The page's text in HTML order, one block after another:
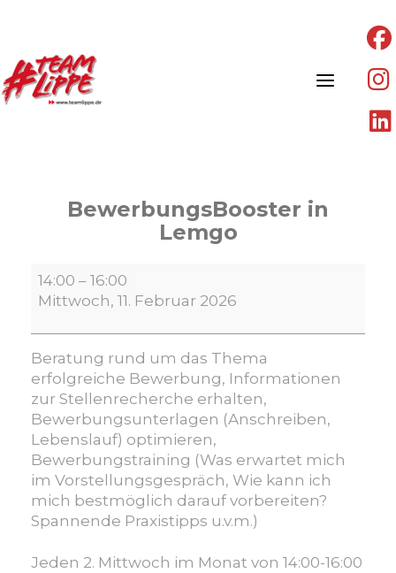
BewerbungsBooster in
Lemgo
BewerbungsBooster
in
14:00 – 16:00
Mittwoch, 11. Februar 2026
Beratung rund um das Thema
erfolgreiche Bewerbung, Informationen
zur Stellenrecherche erhalten,
Bewerbungsunterlagen (Anschreiben,
Lebenslauf) optimieren,
Bewerbungstraining (Was erwartet mich
im Vorstellungsgespräch, Wie kann ich
mich bestmöglich darauf vorbereiten?
Spannende Praxistipps u.v.m.)
Jeden 2. Mittwoch im Monat von 14:00-16:00